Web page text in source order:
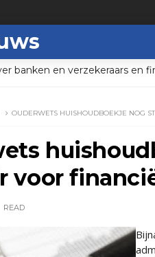
banken en verzekeraars en
OUDERWETS HUISHOUDBOEKJE NOG
voor
READ